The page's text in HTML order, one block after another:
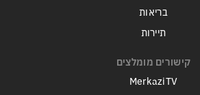
בריאות
תיירות
קישורים מומלצים
MerkaziTV